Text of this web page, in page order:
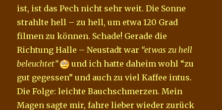
ist, ist das Pech nicht sehr weit. Die Sonne
strahlte hell – zu hell, um etwa 120 Grad
filmen zu können. Schade! Gerade die
Richtung Halle – Neustadt war “etwas zu hell
beleuchtet”
und ich hatte daheim wohl “zu
gut gegessen” und auch zu viel Kaffee intus.
Die Folge: leichte Bauchschmerzen. Mein
Magen sagte mir, fahre lieber wieder zurück